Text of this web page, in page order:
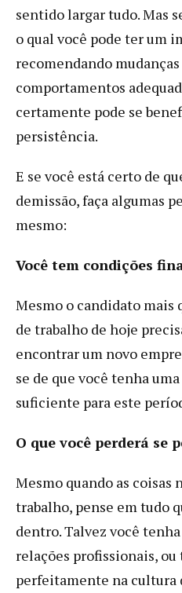
sentido largar tudo. Mas
o qual você pode ter um
recomendando
comportamentos
certamente pode se
persistência.
E se você está certo de
demissão, faça algumas
mesmo:
Você tem condições
Mesmo o candidato mais
de trabalho de hoje
encontrar um novo
se de que você tenha
suficiente para este
O que você perderá se
Mesmo quando as coisas
trabalho, pense em tudo
dentro. Talvez você
relações profissionais,
perfeitamente na cultura